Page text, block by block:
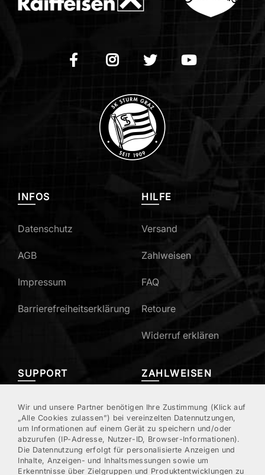
INFOS
Datenschutz
AGB
Impressum
Barrierefreiheitserklärung
HILFE
Versand
Zahlweisen
FAQ
Retoure
Widerruf erklären
SUPPORT
Mein Konto
Kundenregistrierung
Kontakt/Hotline
ZAHLWEISEN
Wir und unsere Partner benötigen Ihre Zustimmung (Klick auf
„Alle Cookies zulassen”) bei vereinzelten Datennutzungen,
um Informationen auf einem Gerät zu speichern und/oder
abzurufen (IP-Adresse, Nutzer-ID, Browser-Informationen).
Die Datennutzung erfolgt für personalisierte Anzeigen und
Inhalte, Anzeigen- und Inhaltsmessungen sowie um
Erkenntnisse über Zielgruppen und Produktentwicklungen zu